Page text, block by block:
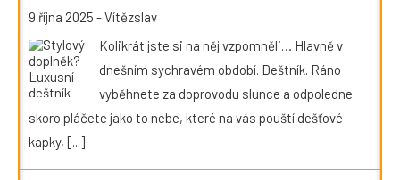
9 října 2025 -Vítězslav
Kolikrát jste si na něj vzpomněli… Hlavně v
dnešním sychravém období. Deštník. Ráno
vyběhnete za doprovodu slunce a odpoledne
skoro pláčete jako to nebe, které na vás pouští dešťové
kapky, [...]